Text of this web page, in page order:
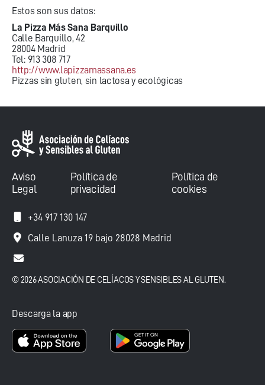
Estos son sus datos:
La Pizza Más Sana Barquillo
Calle Barquillo, 42
28004 Madrid
Tel: 913 308 717
http://www.lapizzamassana.es
Pizzas sin gluten, sin lactosa y ecológicas
Aviso
Legal
Política de
privacidad
Política de
cookies
+34 917 130 147
Calle Lanuza 19 bajo 28028 Madrid
© 2026 ASOCIACIÓN DE CELÍACOS Y SENSIBLES AL GLUTEN.
Descarga la app